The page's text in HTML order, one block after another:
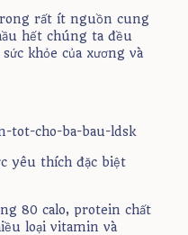
rất ít nguồn cung
hết chúng ta đều
khỏe của xương và
yêu thích đặc biệt
80 calo, protein chất
loại vitamin và